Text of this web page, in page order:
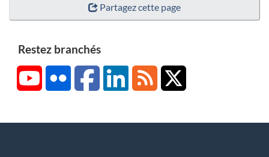
Partagez cette page
Restez branchés
YouTubeFlickr FacebookLinkedInRSS